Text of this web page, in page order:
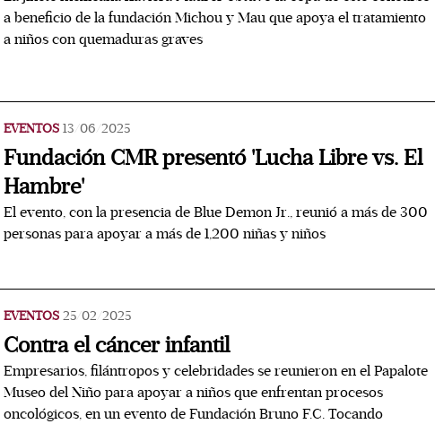
a beneficio de la fundación Michou y Mau que apoya el tratamiento
a niños con quemaduras graves
EVENTOS 13/06/2025
Fundación CMR presentó 'Lucha Libre vs. El
Hambre'
El evento, con la presencia de Blue Demon Jr., reunió a más de 300
personas para apoyar a más de 1,200 niñas y niños
EVENTOS 25/02/2025
Contra el cáncer infantil
Empresarios, filántropos y celebridades se reunieron en el Papalote
Museo del Niño para apoyar a niños que enfrentan procesos
oncológicos, en un evento de Fundación Bruno F.C. Tocando